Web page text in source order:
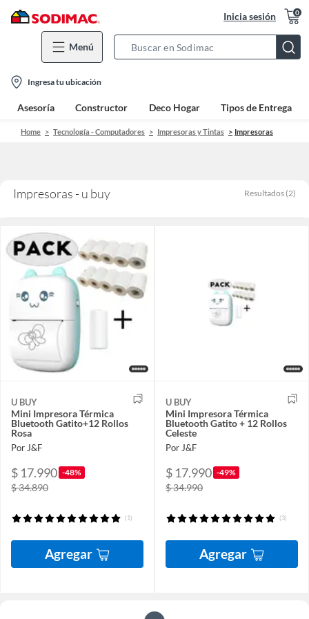
Inicia sesión 0
Menú
Bar
location-
icon
Ingresa tu ubicación
Asesoría Constructor Deco Hogar Tipos de Entrega
Home Tecnología - Computadores Impresoras y Tintas Impresoras
Impresoras - u buy Resultados (2)
U BUY
Mini Impresora Térmica
Bluetooth Gatito+12 Rollos
Rosa
Por J&F
$ 17.990 -48%
$ 34.890
(1)
Agregar
U BUY
Mini Impresora Térmica
Bluetooth Gatito + 12 Rollos
Celeste
Por J&F
$ 17.990 -49%
$ 34.990
(3)
Agregar